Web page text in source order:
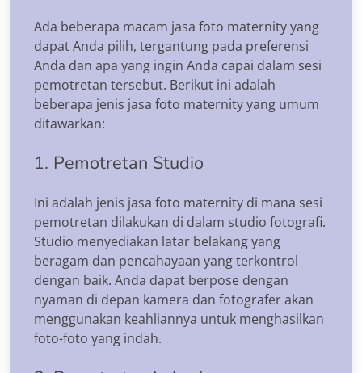
Ada beberapa macam jasa foto maternity yang
dapat Anda pilih, tergantung pada preferensi
Anda dan apa yang ingin Anda capai dalam sesi
pemotretan tersebut. Berikut ini adalah
beberapa jenis jasa foto maternity yang umum
ditawarkan:
1. Pemotretan Studio
Ini adalah jenis jasa foto maternity di mana sesi
pemotretan dilakukan di dalam studio fotografi.
Studio menyediakan latar belakang yang
beragam dan pencahayaan yang terkontrol
dengan baik. Anda dapat berpose dengan
nyaman di depan kamera dan fotografer akan
menggunakan keahliannya untuk menghasilkan
foto-foto yang indah.